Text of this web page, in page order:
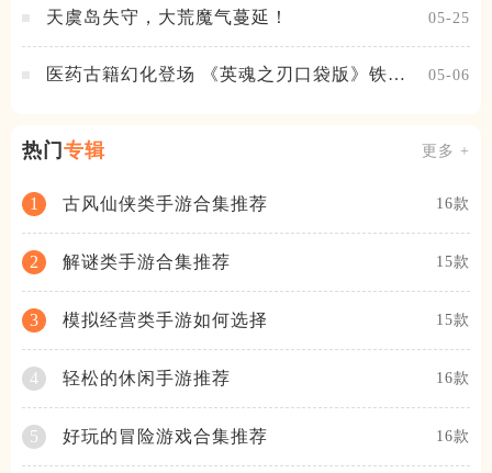
天虞岛失守，大荒魔气蔓延！ 05-25
医药古籍幻化登场 《英魂之刃口袋版》铁扇
05-06
热门 专辑 更多 +
1 古风仙侠类手游合集推荐 16款
2 解谜类手游合集推荐 15款
3 模拟经营类手游如何选择 15款
4 轻松的休闲手游推荐 16款
5 好玩的冒险游戏合集推荐 16款